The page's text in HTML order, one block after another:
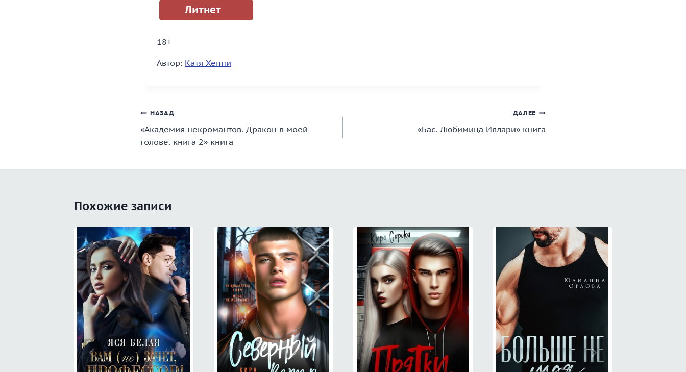
Литнет
18+
Автор: Катя Хеппи
Навигация
по
записям
НАЗАД
«Академия некромантов. Дракон в моей
голове. книга 2» книга
ДАЛЕЕ
«Бас. Любимица Иллари» книга
Похожие записи